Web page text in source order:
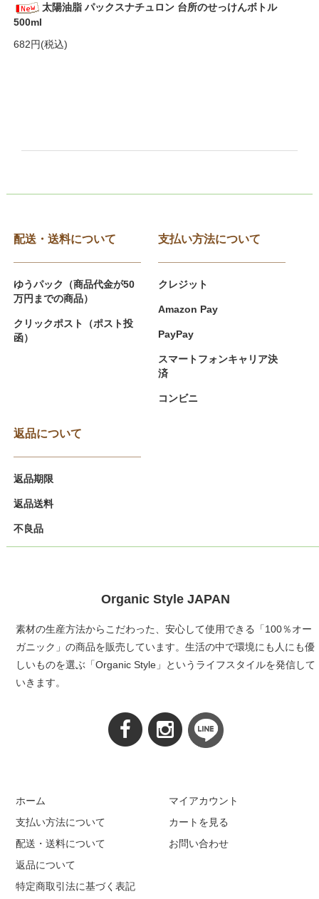
太陽油脂 パックスナチュロン 台所のせっけんボトル
500ml
682円(税込)
配送・送料について
ゆうパック（商品代金が50
万円までの商品）
クリックポスト（ポスト投
函）
支払い方法について
クレジット
Amazon Pay
PayPay
スマートフォンキャリア決
済
コンビニ
返品について
返品期限
返品送料
不良品
Organic Style JAPAN
素材の生産方法からこだわった、安心して使用できる「100％オー
ガニック」の商品を販売しています。生活の中で環境にも人にも優
しいものを選ぶ「Organic Style」というライフスタイルを発信して
いきます。
ホーム
支払い方法について
配送・送料について
返品について
特定商取引法に基づく表記
マイアカウント
カートを見る
お問い合わせ